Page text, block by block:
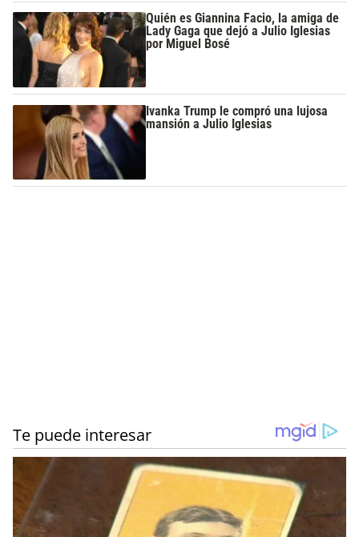
Quién es Giannina Facio, la amiga de
Lady Gaga que dejó a Julio Iglesias
por Miguel Bosé
Ivanka Trump le compró una lujosa
mansión a Julio Iglesias